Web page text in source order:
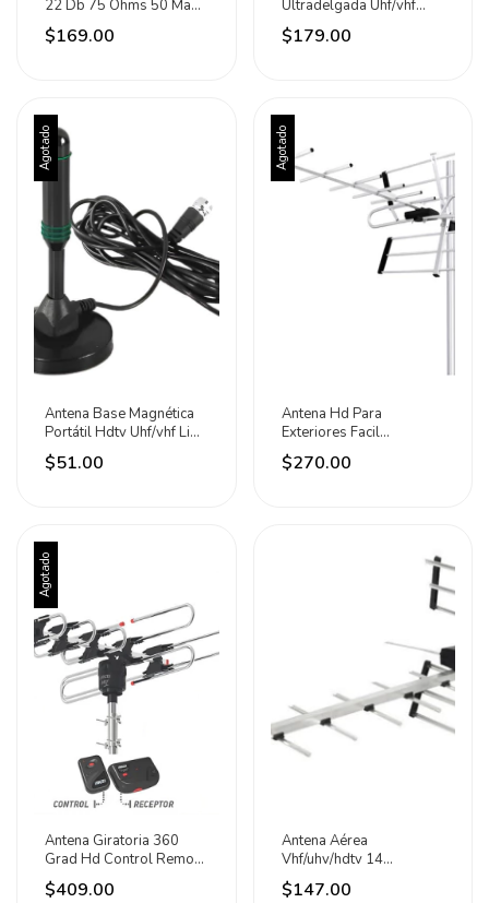
22 Db 75 Ohms 50 Ma
Aski
$169.00
Ultradelgada Uhf/vhf
470-862mhz Aksi
$179.00
Agotado
Antena Base Magnética
Portátil Hdtv Uhf/vhf Lion
Tools
$51.00
Agotado
Antena Hd Para
Exteriores Facil
Instalación Marca Aksi
$270.00
Agotado
Antena Giratoria 360
Grad Hd Control Remoto
+ Receptor Aksi
$409.00
Antena Aérea
Vhf/uhv/hdtv 14
Elementos Lion Tools
$147.00